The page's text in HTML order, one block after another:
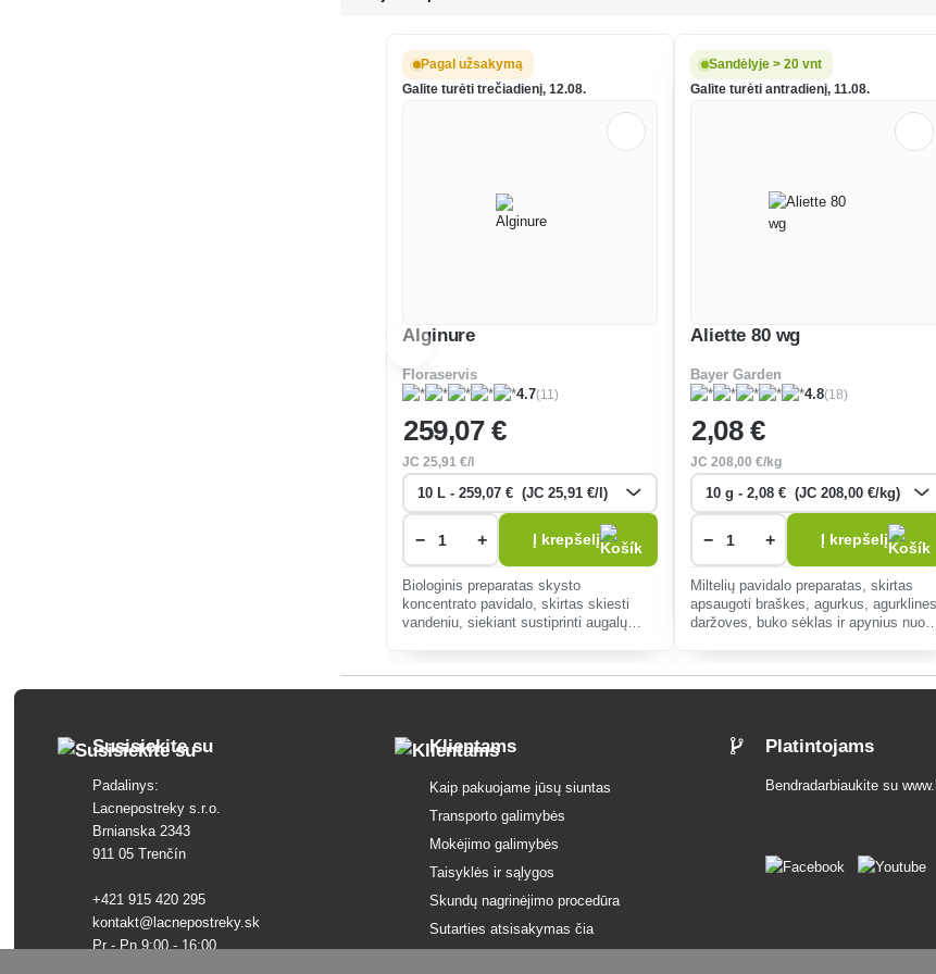
Pagal užsakymą
Galite turėti trečiadienį, 12.08.
Alginure
Floraservis
4.7(11)
259,07 €
JC25,91 €/l
− + Į krepšelį
Biologinis preparatas skysto
koncentrato pavidalo, skirtas skiesti
vandeniu, siekiant sustiprinti augalų
Sandėlyje > 20 vnt
Galite turėti antradienį, 11.08.
Aliette 80 wg
Bayer Garden
4.8(18)
2,08 €
JC208,00 €/kg
− + Į krepšelį
Miltelių pavidalo preparatas, skirtas
apsaugoti braškes, agurkus, agurklines
daržoves, buko sėklas ir apynius nuo
Susisiekite su
Padalinys:
Lacnepostreky s.r.o.
Brnianska 2343
911 05 Trenčín
+421 915 420 295
kontakt@lacnepostreky.sk
Pr - Pn 9:00 - 16:00
Klientams
Kaip pakuojame jūsų siuntas
Transporto galimybės
Mokėjimo galimybės
Taisyklės ir sąlygos
Skundų nagrinėjimo procedūra
Sutarties atsisakymas čia
Platintojams
Bendradarbiaukite su